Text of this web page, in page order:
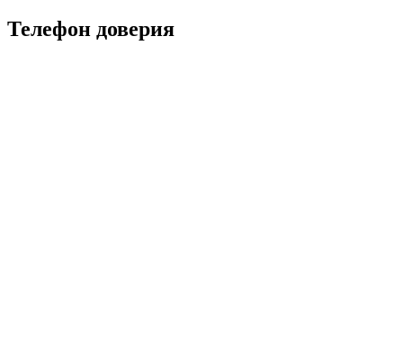
Телефон доверия